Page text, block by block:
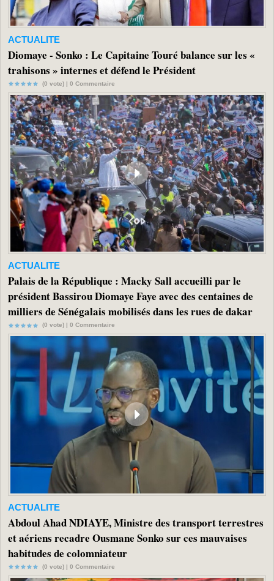
ACTUALITE
Diomaye - Sonko : Le Capitaine Touré balance sur les «
trahisons » internes et défend le Président
(0 vote) | 0 Commentaire
ACTUALITE
Palais de la République : Macky Sall accueilli par le
président Bassirou Diomaye Faye avec des centaines de
milliers de Sénégalais mobilisés dans les rues de dakar
(0 vote) | 0 Commentaire
ACTUALITE
Abdoul Ahad NDIAYE, Ministre des transport terrestres
et aériens recadre Ousmane Sonko sur ces mauvaises
habitudes de colomniateur
(0 vote) | 0 Commentaire